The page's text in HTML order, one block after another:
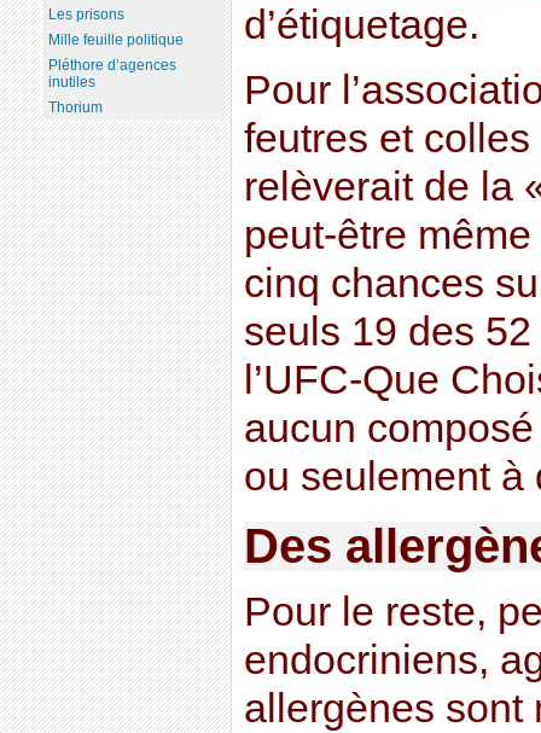
d’étiquetage.
Pour
feutres et
relèverait de la
peut-être
cinq chances
seuls 19 des
l’UFC-Que
aucun
ou seulement à
Des
Pour le reste,
endocriniens,
allergènes sont
Les prisons
Mille feuille politique
Pléthore d’agences
inutiles
Thorium